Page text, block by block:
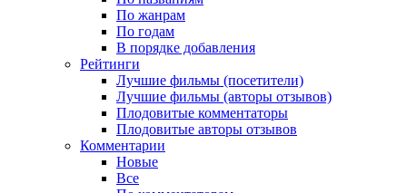
По жанрам
По годам
В порядке добавления
Рейтинги
Лучшие фильмы (посетители)
Лучшие фильмы (авторы отзывов)
Плодовитые комментаторы
Плодовитые авторы отзывов
Комментарии
Новые
Все